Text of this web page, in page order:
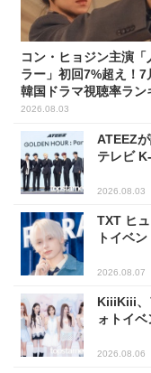
コン・ヒョジン主演「
ラー」初回7%超え！7
韓国ドラマ視聴率ラン
2026.08.03
ATEEZ
テレビ
2026.08.03
TXT ヒ
トイベ
2026.08.07
KiiiKiii、
ォトイ
2026.08.06